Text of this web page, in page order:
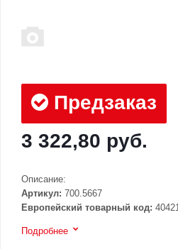
Предзаказ
3 322,80 руб.
Описание:
Артикул: 700.5667
Европейский товарный код:
Подробнее